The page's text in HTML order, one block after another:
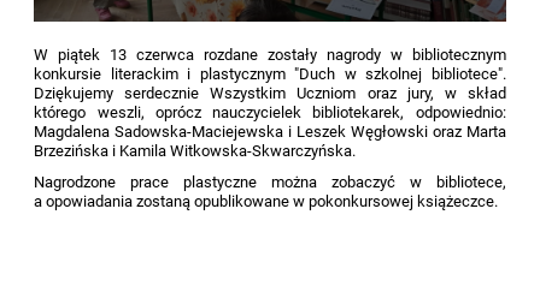
W piątek 13 czerwca rozdane zostały nagrody w bibliotecznym
konkursie literackim i plastycznym "Duch w szkolnej bibliotece".
Dziękujemy serdecznie Wszystkim Uczniom oraz jury, w skład
którego weszli, oprócz nauczycielek bibliotekarek, odpowiednio:
Magdalena Sadowska-Maciejewska i Leszek Węgłowski oraz Marta
Brzezińska i Kamila Witkowska-Skwarczyńska.
Nagrodzone prace plastyczne można zobaczyć w bibliotece,
a opowiadania zostaną opublikowane w pokonkursowej książeczce.